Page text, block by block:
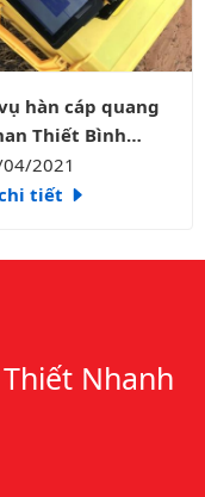
bán nhanh [toàn
hàn cáp quang tại
hàn cáp quang
Thiết Bình
2021
tiết
Nhanh